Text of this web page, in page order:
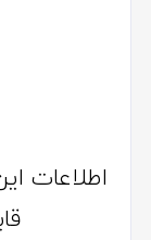
اطلاعات